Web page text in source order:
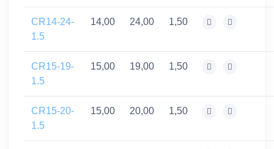
CR14-24-
1.5
14,00 24,00 1,50
CR15-19-
1.5
15,00 19,00 1,50
CR15-20-
1.5
15,00 20,00 1,50